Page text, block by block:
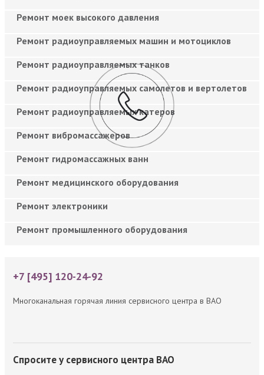
Ремонт моек высокого давления
Ремонт радиоуправляемых машин и мотоциклов
Ремонт радиоуправляемых танков
Ремонт радиоуправляемых самолетов и вертолетов
Ремонт радиоуправляемых катеров
Ремонт вибромассажеров
Ремонт гидромассажных ванн
Ремонт медицинского оборудования
Ремонт электроники
Ремонт промышленного оборудования
+7 [495] 120-24-92
Многоканальная горячая линия сервисного центра в ВАО
Спросите у сервисного центра ВАО